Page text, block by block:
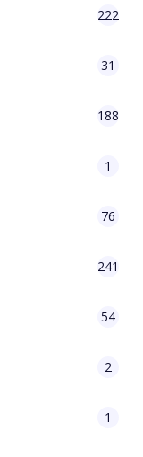
222
31
188
1
76
241
54
2
1